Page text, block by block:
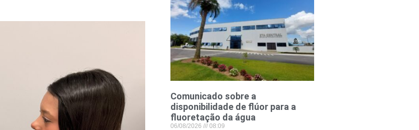
Comunicado sobre a
disponibilidade de flúor para a
fluoretação da água
06/08/2026 08:09